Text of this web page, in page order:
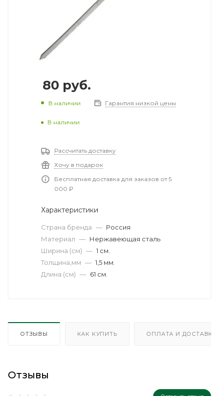
80 руб.
В наличии Гарантия низкой цены
В наличии
Рассчитать доставку
Хочу в подарок
Бесплатная доставка для заказов от 5
000 ₽
Характеристики
Страна бренда — Россия
Материал — Нержавеющая сталь
Ширина (см) — 1 см.
Толщина,мм — 1,5 мм.
Длина (см) — 61 см.
ОТЗЫВЫ КАК КУПИТЬ ОПЛАТА И ДОСТАВКА
Отзывы